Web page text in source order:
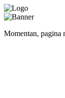
Momentan, pagina